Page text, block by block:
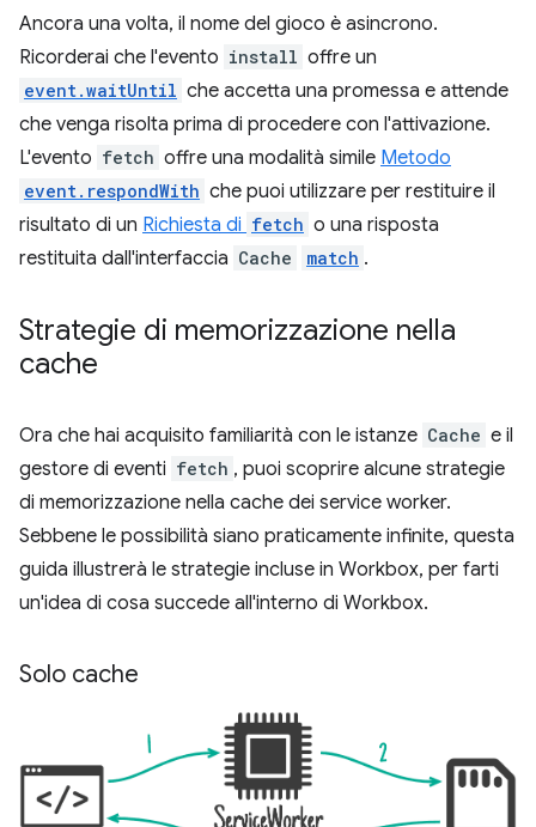
Ancora una volta, il nome del gioco è asincrono.
Ricorderai che l'evento install offre un
event.waitUntil che accetta una promessa e attende
che venga risolta prima di procedere con l'attivazione.
L'evento fetch offre una modalità simile Metodo
event.respondWith che puoi utilizzare per restituire il
risultato di un Richiesta di fetch o una risposta
restituita dall'interfaccia Cache match .
Strategie di memorizzazione nella
cache
Ora che hai acquisito familiarità con le istanze Cache e il
gestore di eventi fetch , puoi scoprire alcune strategie
di memorizzazione nella cache dei service worker.
Sebbene le possibilità siano praticamente infinite, questa
guida illustrerà le strategie incluse in Workbox, per farti
un'idea di cosa succede all'interno di Workbox.
Solo cache